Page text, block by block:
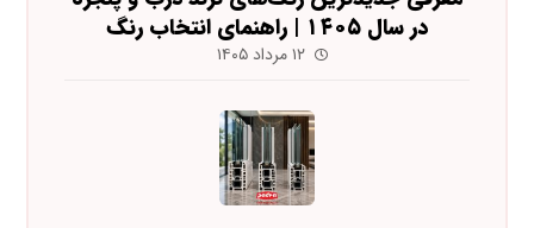
در سال ۱۴۰۵ | راهنمای انتخاب رنگ
۱۲ مرداد ۱۴۰۵